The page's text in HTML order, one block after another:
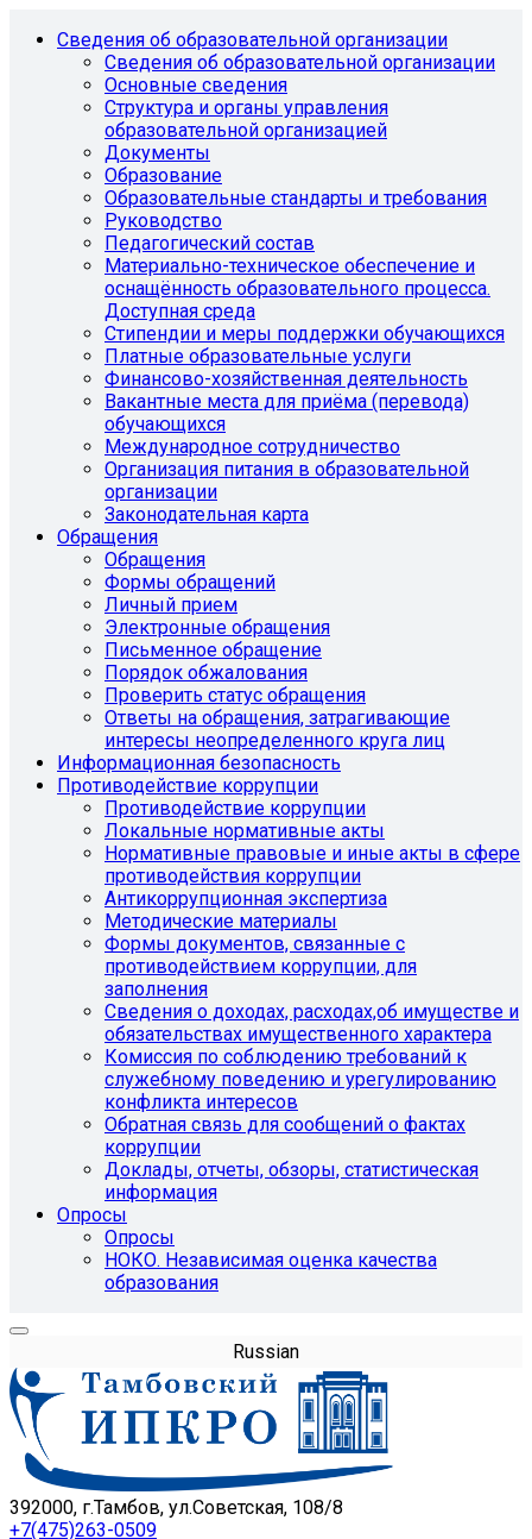
Сведения об образовательной организации
Сведения об образовательной организации
Основные сведения
Структура и органы управления
образовательной организацией
Документы
Образование
Образовательные стандарты и требования
Руководство
Педагогический состав
Материально-техническое обеспечение и
оснащённость образовательного процесса.
Доступная среда
Стипендии и меры поддержки обучающихся
Платные образовательные услуги
Финансово-хозяйственная деятельность
Вакантные места для приёма (перевода)
обучающихся
Международное сотрудничество
Организация питания в образовательной
организации
Законодательная карта
Обращения
Обращения
Формы обращений
Личный прием
Электронные обращения
Письменное обращение
Порядок обжалования
Проверить статус обращения
Ответы на обращения, затрагивающие
интересы неопределенного круга лиц
Информационная безопасность
Противодействие коррупции
Противодействие коррупции
Локальные нормативные акты
Нормативные правовые и иные акты в сфере
противодействия коррупции
Антикоррупционная экспертиза
Методические материалы
Формы документов, связанные с
противодействием коррупции, для
заполнения
Сведения о доходах, расходах,об имуществе и
обязательствах имущественного характера
Комиссия по соблюдению требований к
служебному поведению и урегулированию
конфликта интересов
Обратная связь для сообщений о фактах
коррупции
Доклады, отчеты, обзоры, статистическая
информация
Опросы
Опросы
НОКО. Независимая оценка качества
образования
Russian
392000, г.Тамбов, ул.Советская, 108/8
+7(475)263-0509